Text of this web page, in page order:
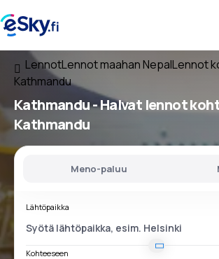
LennotLennot maahan NepalLennot
Kathmandu
Kathmandu - Halvat lennot
Kathmandu
Meno-paluu
Lähtöpaikka
Kohteeseen